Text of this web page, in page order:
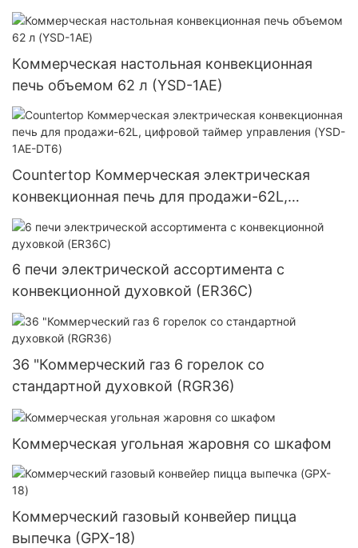
Коммерческая настольная конвекционная
печь объемом 62 л (YSD-1AE)
Countertop Коммерческая электрическая
конвекционная печь для продажи-62L,
цифровой таймер управления (YSD-1AE-DT6)
6 печи электрической ассортимента с
конвекционной духовкой (ER36C)
36 "Коммерческий газ 6 горелок со
стандартной духовкой (RGR36)
Коммерческая угольная жаровня со шкафом
Коммерческий газовый конвейер пицца
выпечка (GPX-18)